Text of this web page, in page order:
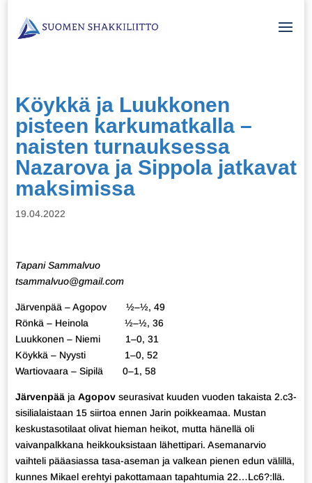
Köykkä ja Luukkonen
pisteen karkumatkalla –
naisten turnauksessa
Nazarova ja Sippola jatkavat
maksimissa
19.04.2022
Tapani Sammalvuo
tsammalvuo@gmail.com
Järvenpää – Agopov ½–½, 49
Rönkä – Heinola ½–½, 36
Luukkonen – Niemi 1–0, 31
Köykkä – Nyysti 1–0, 52
Wartiovaara – Sipilä 0–1, 58
Järvenpää ja Agopov seurasivat kuuden vuoden takaista 2.c3-
sisilialaistaan 15 siirtoa ennen Jarin poikkeamaa. Mustan
keskustasotilaat olivat hieman heikot, mutta hänellä oli
vaivanpalkkana heikkouksistaan lähettipari. Asemanarvio
vaihteli pääasiassa tasa-aseman ja valkean pienen edun välillä,
kunnes Mikael erehtyi pakottamaan tapahtumia 22…Lc6?:llä.